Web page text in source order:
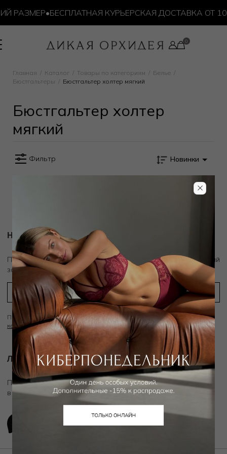
РАЗМЕР•БЕСПЛАТНАЯ КУРЬЕРСКАЯ ДОСТАВКА ОТ 10
Главная Каталог Товары по категориям
Белье
Бюстгальтеры
Бюстгальтер холтер мягкий
Бюстгальтер холтер
мягкий
Фильтр Новинки
Новости и акции
Подпишитесь на рассылку и получите скидку 10%на первый
заказ
Подписываясь на рассылку вы соглашаетесь с условиями
Политики
конфиденциальности
Личный ассистент.
Подключите личного ассистента "Дикой Орхидеи"
в удобном мессенджере